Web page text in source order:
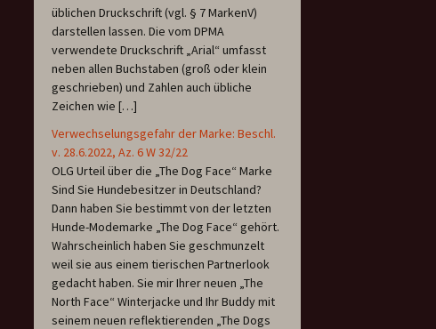
üblichen Druckschrift (vgl. § 7 MarkenV)
darstellen lassen. Die vom DPMA
verwendete Druckschrift „Arial“ umfasst
neben allen Buchstaben (groß oder klein
geschrieben) und Zahlen auch übliche
Zeichen wie […]
Verwechselungsgefahr der Marke: Beschl.
v. 28.6.2022, Az. 6 W 32/22
OLG Urteil über die „The Dog Face“ Marke
Sind Sie Hundebesitzer in Deutschland?
Dann haben Sie bestimmt von der letzten
Hunde-Modemarke „The Dog Face“ gehört.
Wahrscheinlich haben Sie geschmunzelt
weil sie aus einem tierischen Partnerlook
gedacht haben. Sie mir Ihrer neuen „The
North Face“ Winterjacke und Ihr Buddy mit
seinem neuen reflektierenden „The Dogs